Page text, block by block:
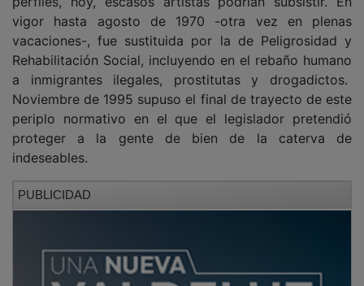
vigor hasta agosto de 1970 -otra vez en plenas
vacaciones-, fue sustituida por la de Peligrosidad y
Rehabilitación Social, incluyendo en el rebaño humano
a inmigrantes ilegales, prostitutas y drogadictos.
Noviembre de 1995 supuso el final de trayecto de este
periplo normativo en el que el legislador pretendió
proteger a la gente de bien de la caterva de
indeseables.